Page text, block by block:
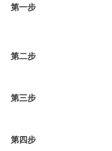
第一步
第二步
第三步
第四步